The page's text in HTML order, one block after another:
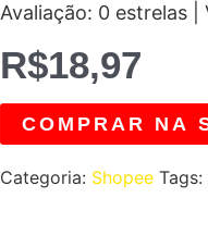
Avaliação: 0 estrelas |
R$18,97
COMPRAR NA
Categoria: Shopee Tags: